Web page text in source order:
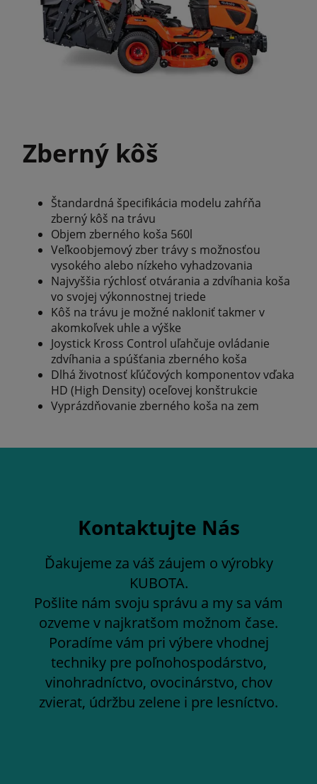
Zberný kôš
Štandardná špecifikácia modelu zahŕňa
zberný kôš na trávu
Objem zberného koša 560l
Veľkoobjemový zber trávy s možnosťou
vysokého alebo nízkeho vyhadzovania
Najvyššia rýchlosť otvárania a zdvíhania koša
vo svojej výkonnostnej triede
Kôš na trávu je možné nakloniť takmer v
akomkoľvek uhle a výške
Joystick Kross Control uľahčuje ovládanie
zdvíhania a spúšťania zberného koša
Dlhá životnosť kľúčových komponentov vďaka
HD (High Density) oceľovej konštrukcie
Vyprázdňovanie zberného koša na zem
Kontaktujte Nás
Ďakujeme za váš záujem o výrobky
KUBOTA.
Pošlite nám svoju správu a my sa vám
ozveme v najkratšom možnom čase.
Poradíme vám pri výbere vhodnej
techniky pre poľnohospodárstvo,
vinohradníctvo, ovocinárstvo, chov
zvierat, údržbu zelene i pre lesníctvo.